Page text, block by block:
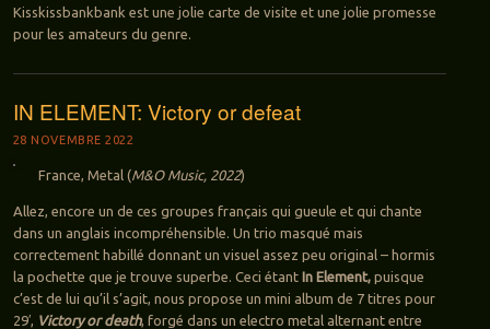
Kisskissbankbank est une jolie carte de visite et une jolie promesse
pour les amateurs du genre.
IN ELEMENT: Victory or defeat
28 NOVEMBRE 2022
France, Metal (M&O Music, 2022)
Allez, encore un de ces groupes français qui gueule et qui chante
dans un anglais incompréhensible. Un trio masqué mais
correctement habillé donnant un visuel assez peu original – hormis
la pochette que je trouve superbe. Ceci étant In Element,puisque
c’est de lui qu’il s’agit, nous propose un mini album de 7 titres pour
29′, Victory or death, forgé dans un electro metal alternant entre